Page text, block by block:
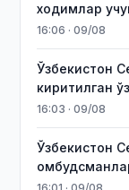
ходимлар
16:06 · 09/08
Ўзбекистон
киритилган
16:03 · 09/08
Ўзбекистон